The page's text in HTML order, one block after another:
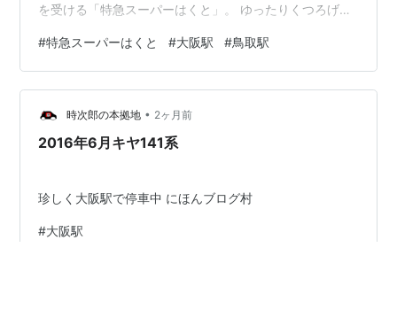
を受ける「特急スーパーはくと」。 ゆったりくつろげる
次の日、鳥取駅で見た別の「特急スーパーはくと」の顔
はこんな感じ。 スーパーはくと名探偵コナン号は、特急
スーパーはくとに「名探偵コナン」デザインのラッピン
グを施した観光列車。 鳥取県への観光誘致の一環とし
て、2023年12月3日から運行が始まったそう。 鳥取駅に
#特急スーパーはくと #大阪駅 #鳥取駅
時次郎の本拠地 • 2ヶ月前
2016年6月キヤ141系